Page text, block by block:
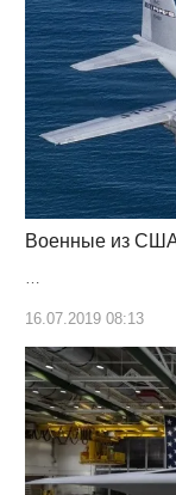
Военные из
16.07.2019 08:13